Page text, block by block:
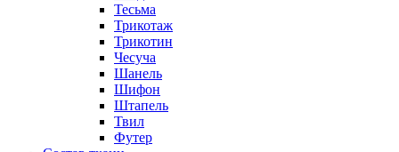
Тесьма
Трикотаж
Трикотин
Чесуча
Шанель
Шифон
Штапель
Твил
Футер